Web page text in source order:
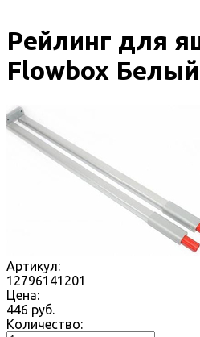
Рейлинг для
Flowbox Белый
Артикул:
12796141201
Цена:
446 руб.
Количество: